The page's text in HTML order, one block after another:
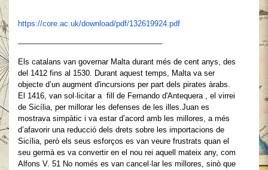
https://core.ac.uk/download/pdf/132619924.pdf
Els catalans van governar Malta durant més de cent anys, des
del 1412 fins al 1530. Durant aquest temps, Malta va ser
objecte d’un augment d'incursions per part dels pirates àrabs.
El 1416, van sol·licitar a fill de Fernando d'Antequera , el virrei
de Sicília, per millorar les defenses de les illes.Juan es
mostrava simpàtic i va estar d’acord amb les millores, a més
d’afavorir una reducció dels drets sobre les importacions de
Sicília, però els seus esforços es van veure frustrats quan el
seu germà es va convertir en el nou rei aquell mateix any, com
Alfons V. 51 No només es van cancel·lar les millores, sinò que